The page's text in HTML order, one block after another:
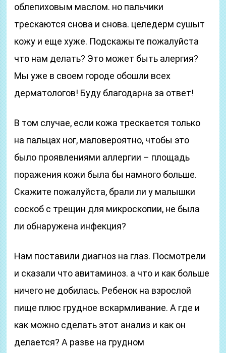
облепиховым маслом. но пальчики
трескаются снова и снова. целедерм сушыт
кожу и еще хуже. Подскажыте пожалуйста
что нам делать? Это может быть алергия?
Мы уже в своем городе обошли всех
дерматологов! Буду благодарна за ответ!
В том случае, если кожа трескается только
на пальцах ног, маловероятно, чтобы это
было проявлениями аллергии – площадь
поражения кожи была бы намного больше.
Скажите пожалуйста, брали ли у малышки
соскоб с трещин для микроскопии, не была
ли обнаружена инфекция?
Нам поставили диагноз на глаз. Посмотрели
и сказали что авитаминоз. а что и как больше
ничего не добилась. Ребенок на взрослой
пище плюс грудное вскармливание. А где и
как можно сделать этот анализ и как он
делается? А разве на грудном